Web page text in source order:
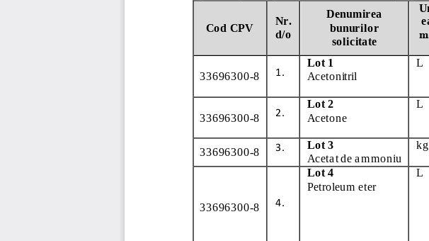
Cod CPV
Nr.
d/o
Denumirea
bunurilor
solicitate
33696300-8 1.
Lot 1
Acetonitril
L
33696300-8 2.
Lot 2
Acetone
L
33696300-8 3.
Lot 3
Aceta t de a mmoniu
kg
33696300-8 4.
Lot 4
Petroleum eter
L